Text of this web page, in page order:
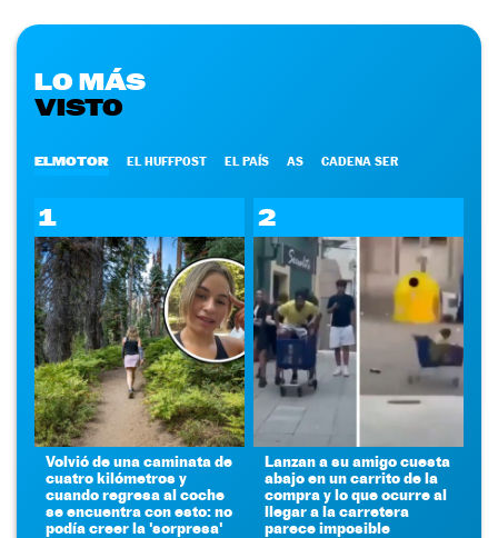
LO MÁS
VISTO
ELMOTOR EL HUFFPOST EL PAÍS AS CADENA SER
1
Volvió de una caminata de
cuatro kilómetros y
cuando regresa al coche
se encuentra con esto: no
podía creer la 'sorpresa'
2
Lanzan a su amigo cuesta
abajo en un carrito de la
compra y lo que ocurre al
llegar a la carretera
parece imposible